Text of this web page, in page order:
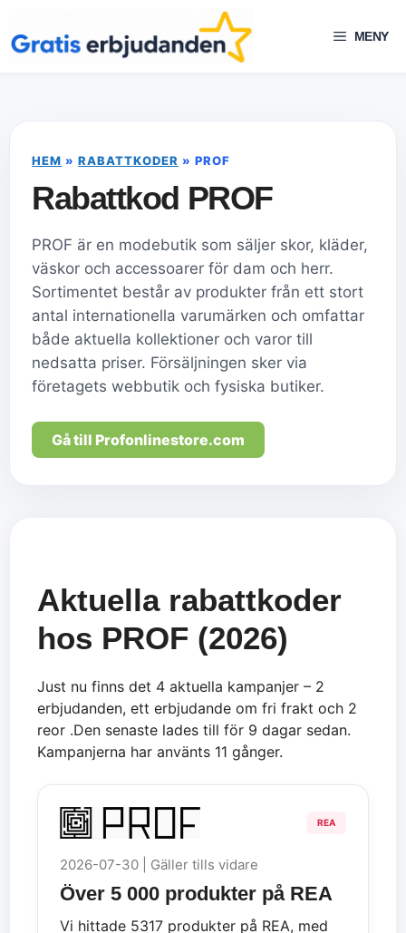
till
innehåll
MENY
HEM »RABATTKODER » PROF
Rabattkod PROF
PROF är en modebutik som säljer skor, kläder,
väskor och accessoarer för dam och herr.
Sortimentet består av produkter från ett stort
antal internationella varumärken och omfattar
både aktuella kollektioner och varor till
nedsatta priser. Försäljningen sker via
företagets webbutik och fysiska butiker.
Gå till Profonlinestore.com
Aktuella rabattkoder
hos PROF (2026)
Just nu finns det 4 aktuella kampanjer – 2
erbjudanden, ett erbjudande om fri frakt och 2
reor .Den senaste lades till för 9 dagar sedan.
Kampanjerna har använts 11 gånger.
REA
2026-07-30 | Gäller tills vidare
Över 5 000 produkter på REA
Vi hittade 5317 produkter på REA, med